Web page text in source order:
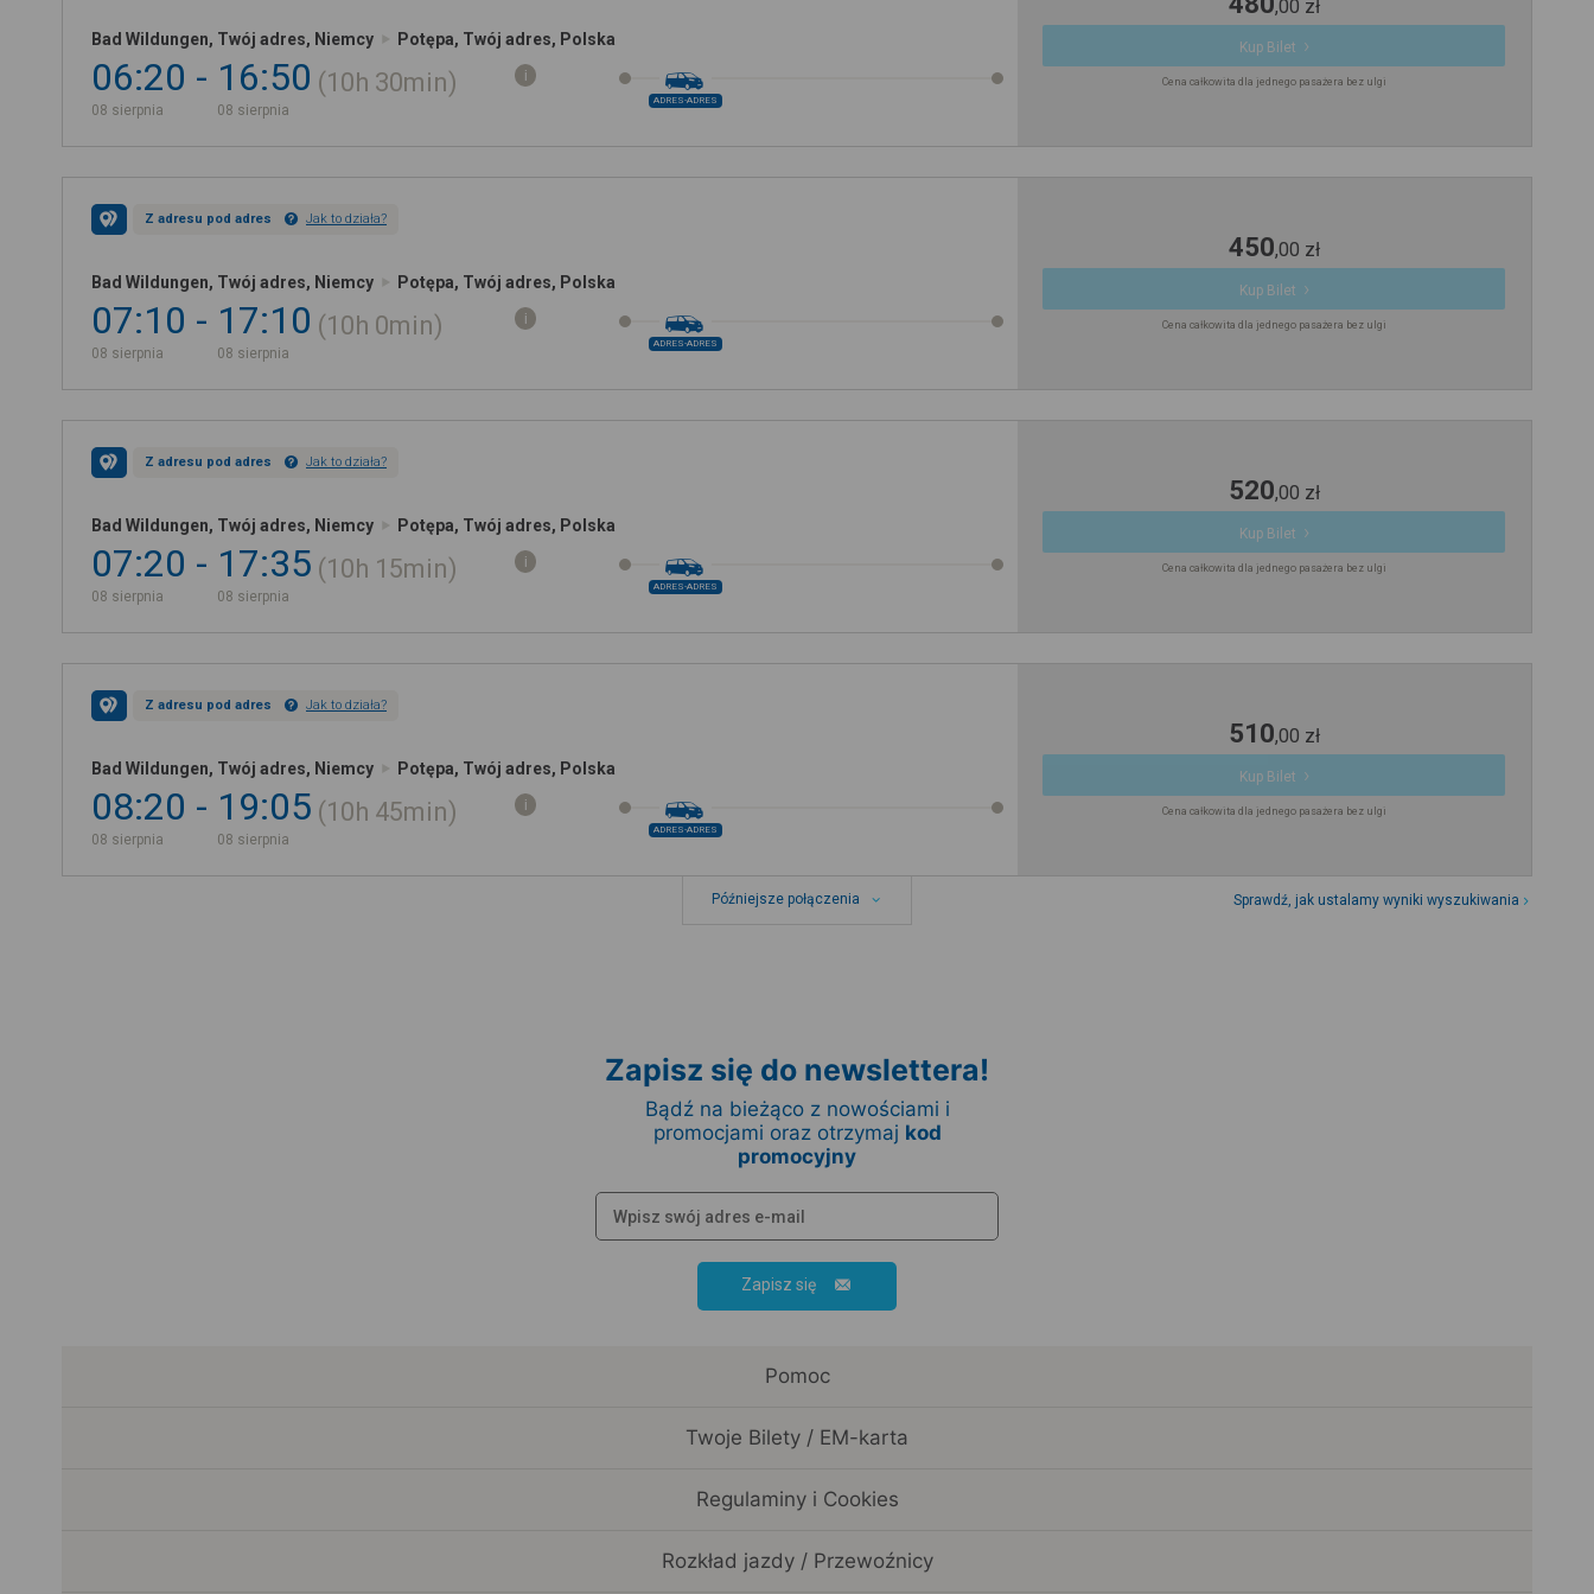
Bad Wildungen, Twój adres, Niemcy Potępa, Twój adres, Polska
06:20
08 sierpnia
16:50
08 sierpnia
10h 30min
ADRES-ADRES
,00 zł
Kup Bilet
Cena całkowita dla jednego pasażera bez ulgi
Z adresu pod adres Jak to działa?
Bad Wildungen, Twój adres, Niemcy Potępa, Twój adres, Polska
07:10
08 sierpnia
17:10
08 sierpnia
10h 0min
ADRES-ADRES
450,00 zł
Kup Bilet
Cena całkowita dla jednego pasażera bez ulgi
Z adresu pod adres Jak to działa?
Bad Wildungen, Twój adres, Niemcy Potępa, Twój adres, Polska
07:20
08 sierpnia
17:35
08 sierpnia
10h 15min
ADRES-ADRES
520,00 zł
Kup Bilet
Cena całkowita dla jednego pasażera bez ulgi
Z adresu pod adres Jak to działa?
Bad Wildungen, Twój adres, Niemcy Potępa, Twój adres, Polska
08:20
08 sierpnia
19:05
08 sierpnia
10h 45min
ADRES-ADRES
510,00 zł
Kup Bilet
Cena całkowita dla jednego pasażera bez ulgi
Późniejsze połączenia Sprawdź, jak ustalamy wyniki wyszukiwania
Zapisz się do newslettera!
Bądź na bieżąco z nowościami i
promocjami oraz otrzymaj kod
promocyjny
Zapisz się
Pomoc
Twoje Bilety / EM-karta
Regulaminy i Cookies
Rozkład jazdy / Przewoźnicy